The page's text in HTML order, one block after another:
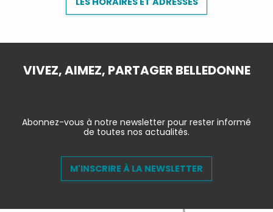
VIVEZ, AIMEZ, PARTAGER BELLEDONNE
Abonnez-vous à notre newsletter pour rester informé
de toutes nos actualités.
M'INSCRIRE À LA NEWSLETTER